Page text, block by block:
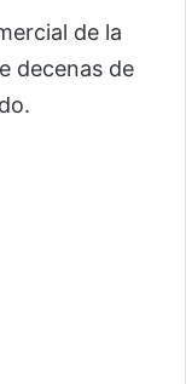
de la
decenas de